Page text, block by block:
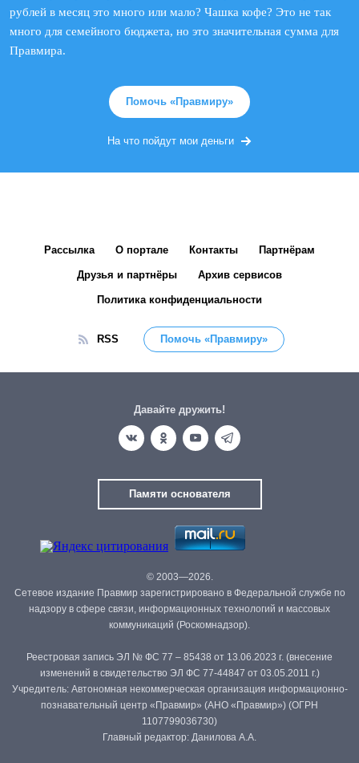
рублей в месяц это много или мало? Чашка кофе? Это не так
много для семейного бюджета, но это значительная сумма для
Правмира.
Помочь «Правмиру»
На что пойдут мои деньги
Рассылка О портале Контакты Партнёрам
Друзья и партнёры Архив сервисов
Политика конфиденциальности
RSS Помочь «Правмиру»
Давайте дружить!
Памяти основателя
© 2003—2026.
Сетевое издание Правмир зарегистрировано в Федеральной службе по
надзору в сфере связи, информационных технологий и массовых
коммуникаций (Роскомнадзор).
Реестровая запись ЭЛ № ФС 77 – 85438 от 13.06.2023 г. (внесение
изменений в свидетельство ЭЛ ФС 77-44847 от 03.05.2011 г.)
Учредитель: Автономная некоммерческая организация информационно-
познавательный центр «Правмир» (АНО «Правмир») (ОГРН
1107799036730)
Главный редактор: Данилова А.А.